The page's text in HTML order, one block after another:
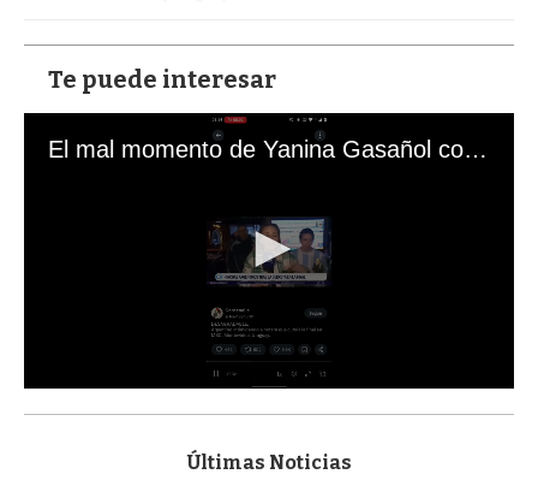
Te puede interesar
El mal momento de Yanina Gasañol con un hincha argentino en "Subrayado"
s
Últimas Noticias